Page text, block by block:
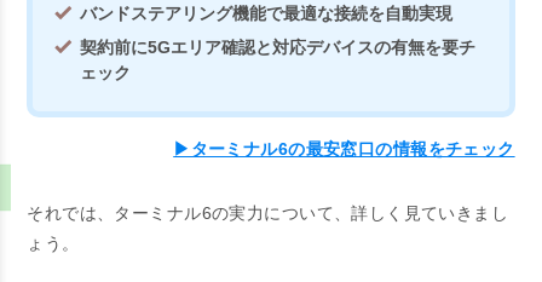
バンドステアリング機能で最適な接続を自動実現
契約前に5Gエリア確認と対応デバイスの有無を要チ
ェック
▶ターミナル6の最安窓口の情報をチェック
それでは、ターミナル6の実力について、詳しく見ていきまし
ょう。